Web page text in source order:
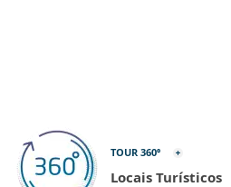
TOUR 360º
Locais Turísticos